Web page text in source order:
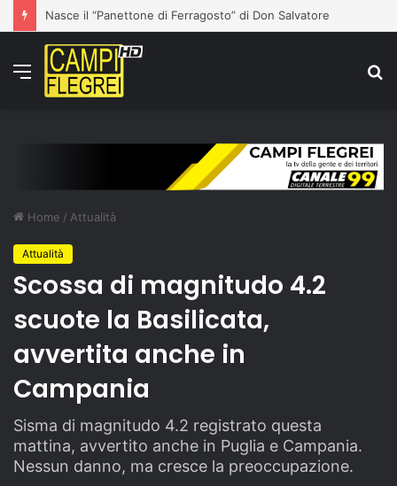
Nasce il “Panettone di Ferragosto” di Don Salvatore
Menu
Home / Attualità
Attualità
Scossa di magnitudo 4.2
scuote la Basilicata,
avvertita anche in
Campania
Sisma di magnitudo 4.2 registrato questa
mattina, avvertito anche in Puglia e Campania.
Nessun danno, ma cresce la preoccupazione.